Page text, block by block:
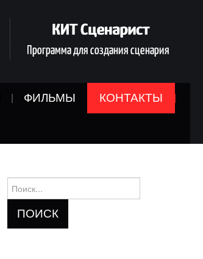
ФИЛЬМЫ КОНТАКТЫ